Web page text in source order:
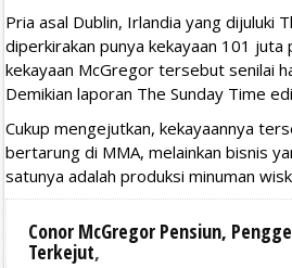
Pria asal Dublin, Irlandia yang dijuluki
diperkirakan punya kekayaan 101 juta
kekayaan McGregor tersebut senilai
Demikian laporan The Sunday Time
Cukup mengejutkan, kekayaannya
bertarung di MMA, melainkan bisnis
satunya adalah produksi minuman
Conor McGregor Pensiun,
Terkejut,